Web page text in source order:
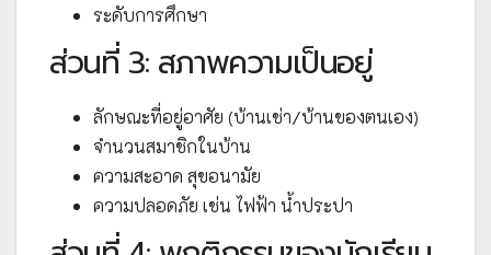
ระดับการศึกษา
ส่วนที่ 3: สภาพความเป็นอยู่
ลักษณะที่อยู่อาศัย (บ้านเช่า/บ้านของตนเอง)
จำนวนสมาชิกในบ้าน
ความสะอาด สุขอนามัย
ความปลอดภัย เช่น ไฟฟ้า น้ำประปา